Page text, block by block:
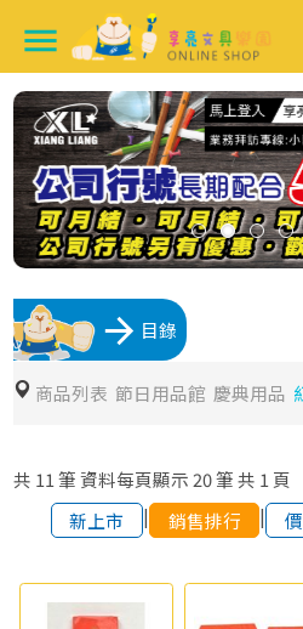
menu
arrow_forward 目錄
商品列表 節日用品館 慶典用品
共 11筆 資料每頁顯示 20筆 共 1頁
新上市
| 銷售排行 |